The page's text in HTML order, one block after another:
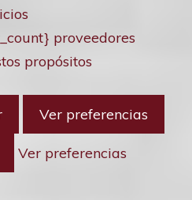
proveedores
propósitos
Ver preferencias
Ver preferencias